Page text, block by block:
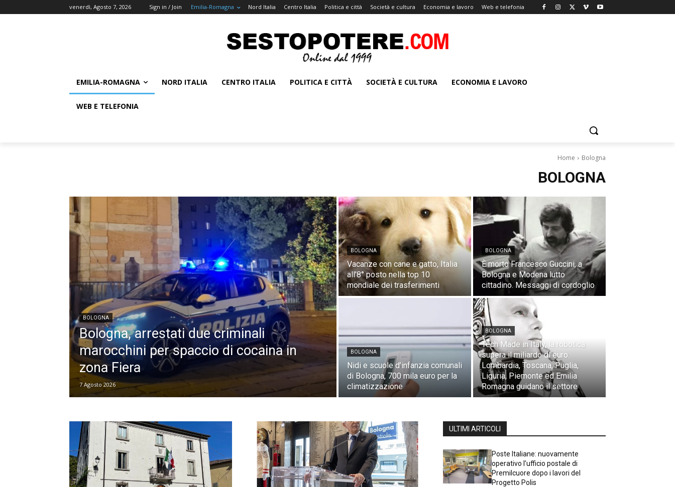
venerdì, Agosto 7, 2026 Sign in / Join Emilia-Romagna Nord Italia Centro Italia Politica e città Società e cultura Economia e lavoro Web e telefonia
EMILIA-ROMAGNA NORD ITALIA CENTRO ITALIA POLITICA E CITTÀ SOCIETÀ E CULTURA ECONOMIA E LAVORO
WEB E TELEFONIA
Home Bologna
BOLOGNA
BOLOGNA
Bologna, arrestati due criminali
marocchini per spaccio di cocaina in
zona Fiera
7 Agosto 2026
BOLOGNA
Vacanze con cane e gatto, Italia
all’8° posto nella top 10
mondiale dei trasferimenti
BOLOGNA
È morto Francesco Guccini, a
Bologna e Modena lutto
cittadino. Messaggi di cordoglio
BOLOGNA
Nidi e scuole d’infanzia comunali
di Bologna, 700 mila euro per la
climatizzazione
BOLOGNA
Tech Made in Italy, la robotica
supera il miliardo di euro.
Lombardia, Toscana, Puglia,
Liguria, Piemonte ed Emilia
Romagna guidano il settore
ULTIMI ARTICOLI
Poste Italiane: nuovamente
operativo l’ufficio postale di
Premilcuore dopo i lavori del
Progetto Polis